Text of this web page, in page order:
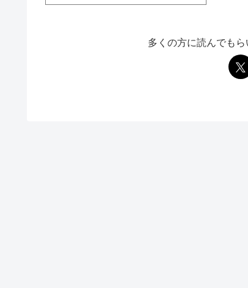
多くの方に読んでも